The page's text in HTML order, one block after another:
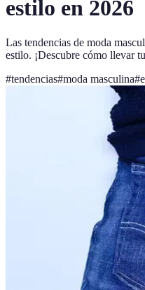
estilo en 2026
Las tendencias de moda
estilo. ¡Descubre cómo llevar
#tendencias#moda masculina#